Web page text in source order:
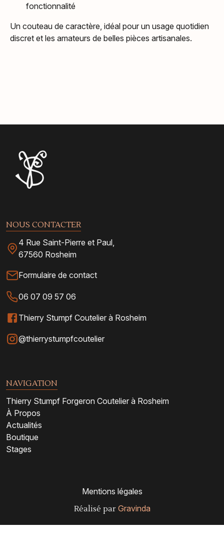
fonctionnalité
Un couteau de caractère, idéal pour un usage quotidien
discret et les amateurs de belles pièces artisanales.
NOUS CONTACTER
4 Rue Saint-Pierre et Paul,
67560 Rosheim
Formulaire de contact
06 07 09 57 06
Thierry Stumpf Coutelier à Rosheim
@thierrystumpfcoutelier
NAVIGATION
Thierry Stumpf Forgeron Coutelier à Rosheim
À Propos
Actualités
Boutique
Stages
Mentions légales
Réalisé par Gravinda